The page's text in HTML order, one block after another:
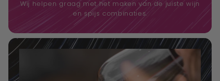
Wij helpen graag met het maken van de juiste wijn
en spijs combinaties.